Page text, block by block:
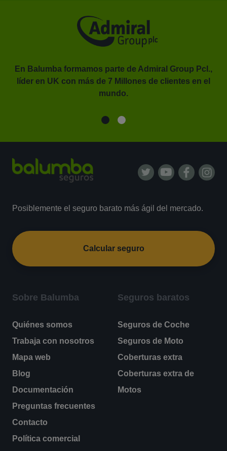
En Balumba formamos parte de Admiral Group Pcl.,
líder en UK con más de 7 Millones de clientes en el
mundo.
Posiblemente el seguro barato más ágil del mercado.
Calcular seguro
Sobre Balumba
Quiénes somos
Trabaja con nosotros
Mapa web
Blog
Documentación
Preguntas frecuentes
Contacto
Política comercial
Seguros baratos
Seguros de Coche
Seguros de Moto
Coberturas extra
Coberturas extra de
Motos